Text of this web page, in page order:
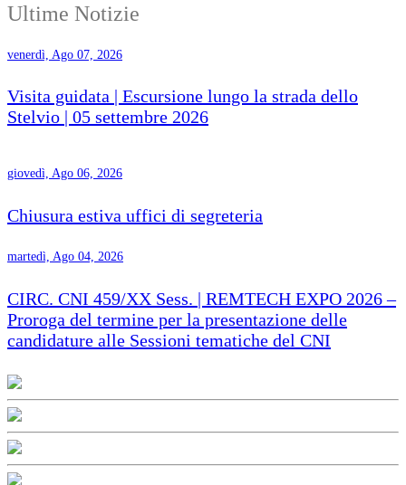
Ultime Notizie
venerdì, Ago 07, 2026
Visita guidata | Escursione lungo la strada dello
Stelvio | 05 settembre 2026
giovedì, Ago 06, 2026
Chiusura estiva uffici di segreteria
martedì, Ago 04, 2026
CIRC. CNI 459/XX Sess. | REMTECH EXPO 2026 –
Proroga del termine per la presentazione delle
candidature alle Sessioni tematiche del CNI